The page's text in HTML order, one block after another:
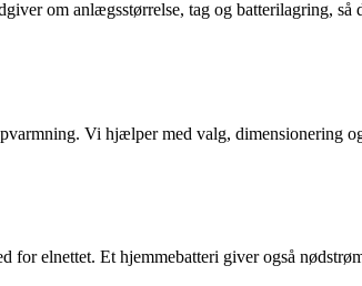
om anlægsstørrelse, tag og batterilagring,
Vi hjælper med valg, dimensionering
for elnettet. Et hjemmebatteri giver også